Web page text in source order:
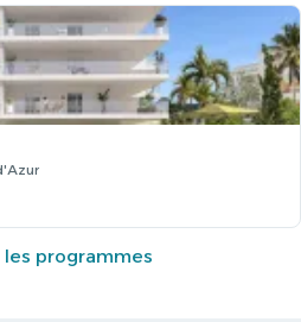
les programmes